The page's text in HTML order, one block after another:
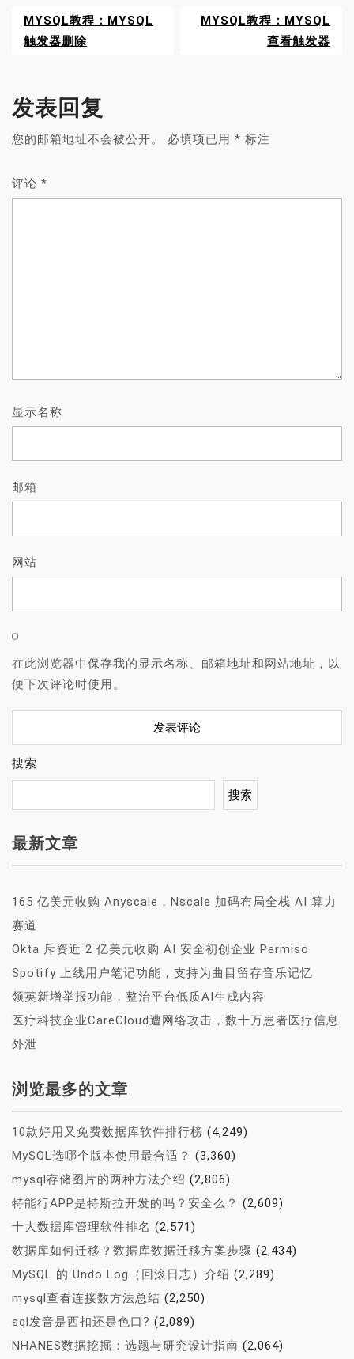
MYSQL教程：MYSQL
触发器删除
MYSQL教程：MYSQL
查看触发器
发表回复
您的邮箱地址不会被公开。 必填项已用 * 标注
评论 *
显示名称
邮箱
网站
在此浏览器中保存我的显示名称、邮箱地址和网站地址，以
便下次评论时使用。
搜索
搜索
最新文章
165 亿美元收购 Anyscale，Nscale 加码布局全栈 AI 算力
赛道
Okta 斥资近 2 亿美元收购 AI 安全初创企业 Permiso
Spotify 上线用户笔记功能，支持为曲目留存音乐记忆
领英新增举报功能，整治平台低质AI生成内容
医疗科技企业CareCloud遭网络攻击，数十万患者医疗信息
外泄
浏览最多的文章
10款好用又免费数据库软件排行榜 (4,249)
MySQL选哪个版本使用最合适？ (3,360)
mysql存储图片的两种方法介绍 (2,806)
特能行APP是特斯拉开发的吗？安全么？ (2,609)
十大数据库管理软件排名 (2,571)
数据库如何迁移？数据库数据迁移方案步骤 (2,434)
MySQL 的 Undo Log（回滚日志）介绍 (2,289)
mysql查看连接数方法总结 (2,250)
sql发音是西扣还是色口? (2,089)
NHANES数据挖掘：选题与研究设计指南 (2,064)